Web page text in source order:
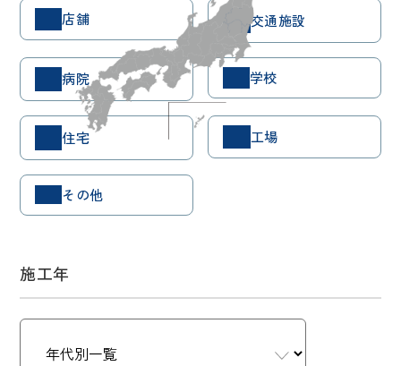
店舗 交通施設
病院 学校
住宅 工場
その他
施工年